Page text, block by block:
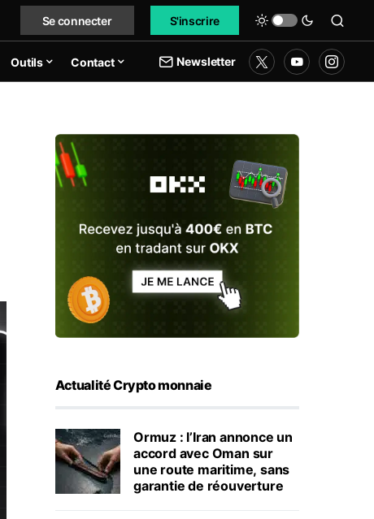
Se connecter S'inscrire
Outils Contact Newsletter
Actualité Crypto monnaie
Ormuz : l’Iran annonce un
accord avec Oman sur
une route maritime, sans
garantie de réouverture